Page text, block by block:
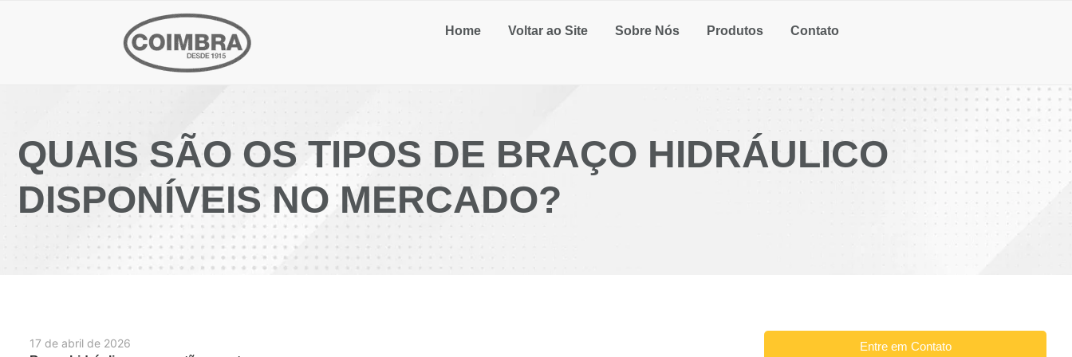
Home Voltar ao Site Sobre Nós Produtos Contato
QUAIS SÃO OS TIPOS DE BRAÇO HIDRÁULICO
DISPONÍVEIS NO MERCADO?
17 de abril de 2026
Entre em Contato